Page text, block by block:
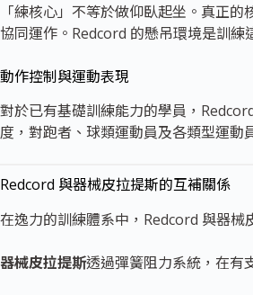
「練核心」不等於做仰臥起坐。真正
協同運作。Redcord 的懸吊環境是訓練
動作控制與運動表現
對於已有基礎訓練能力的學員，
度，對跑者、球類運動員及各類型運動
Redcord 與器械皮拉提斯的互補關係
在逸力的訓練體系中，Redcord 與器械
器械皮拉提斯透過彈簧阻力系統，在有